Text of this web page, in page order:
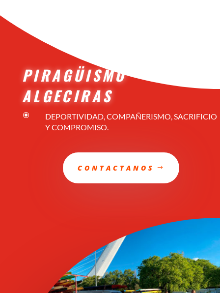
PIRAGÜISMO
ALGECIRAS
\
DEPORTIVIDAD, COMPAÑERISMO, SACRIFICIO
Y COMPROMISO.
CONTACTANOS